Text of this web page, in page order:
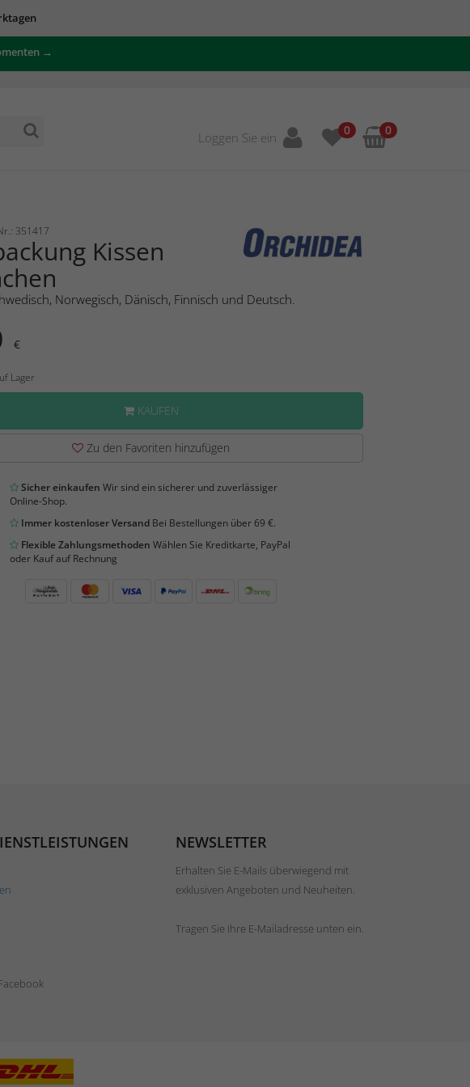
→
Loggen Sie ein 0 0
351417
Kissen
Norwegisch, Dänisch, Finnisch und Deutsch.
€
Lager
KAUFEN
Zu den Favoriten hinzufügen
Sicher einkaufen Wir sind ein sicherer und zuverlässiger
Online-Shop.
Immer kostenloser VersandBei Bestellungen über 69 €.
Flexible Zahlungsmethoden Wählen Sie Kreditkarte, PayPal
oder Kauf auf Rechnung
NEWSLETTER
Erhalten Sie E-Mails überwiegend mit
exklusiven Angeboten und Neuheiten.
Tragen Sie Ihre E-Mailadresse unten ein.